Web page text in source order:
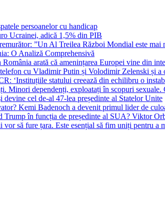
persoanelor cu handicap
Ucrainei, adică 1,5% din PIB
”Un Al Treilea Război Mondial este
O Analiză Comprehensivă
arată că amenințarea Europei vine din
cu Vladimir Putin și Volodimir Zelenski și a
‘Instituțiile statului creează din echilibru o
Minori dependenți, exploatați în scopuri
devine cel de-al 47-lea președinte al Statelor Unite
Kemi Badenoch a devenit primul lider de
în funcția de președinte al SUA? Viktor
să fure țara. Este esențial să fim uniți pentru a